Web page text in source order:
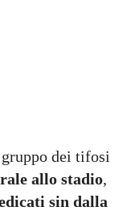
dei tifosi
allo stadio,
sin dalla